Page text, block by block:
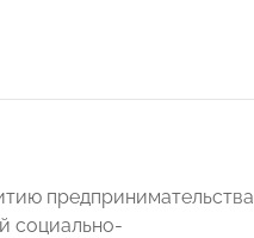
предпринимательства
социально-